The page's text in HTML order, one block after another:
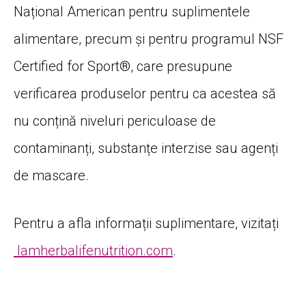
Național American pentru suplimentele
alimentare, precum și pentru programul NSF
Certified for Sport®, care presupune
verificarea produselor pentru ca acestea să
nu conțină niveluri periculoase de
contaminanți, substanțe interzise sau agenți
de mascare.
Pentru a afla informații suplimentare, vizitați
Iamherbalifenutrition.com.